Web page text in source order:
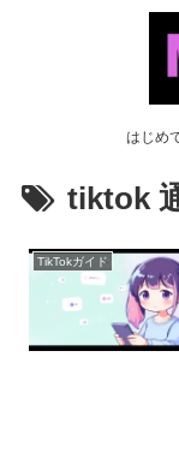
はじめ
tiktok
TikTokガイド